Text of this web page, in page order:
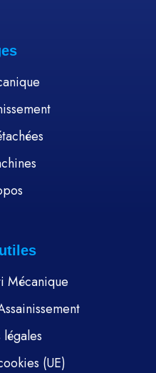
Mécanique
(UE)